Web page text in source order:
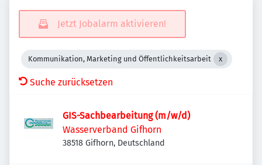
Jetzt Jobalarm aktivieren!
Kommunikation, Marketing und Öffentlichkeitsarbeit
Suche zurücksetzen
GIS-Sachbearbeitung (m/w/d)
Wasserverband Gifhorn
38518 Gifhorn, Deutschland